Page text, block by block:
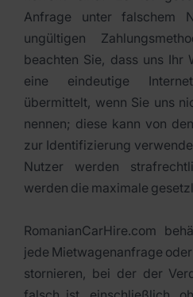
Anfrage unter falschem
ungültigen
beachten Sie, dass uns Ihr
eine eindeutige
übermittelt, wenn Sie uns
nennen; diese kann von
zur Identifizierung
Nutzer werden
werden die maximale
RomanianCarHire.com
jede Mietwagenanfrage
stornieren, bei der der